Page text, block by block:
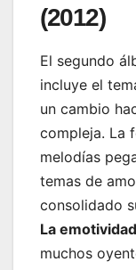
(2012)
El segundo
incluye el
un cambio
compleja. La
melodías
temas de
consolidado
La emotividad
muchos